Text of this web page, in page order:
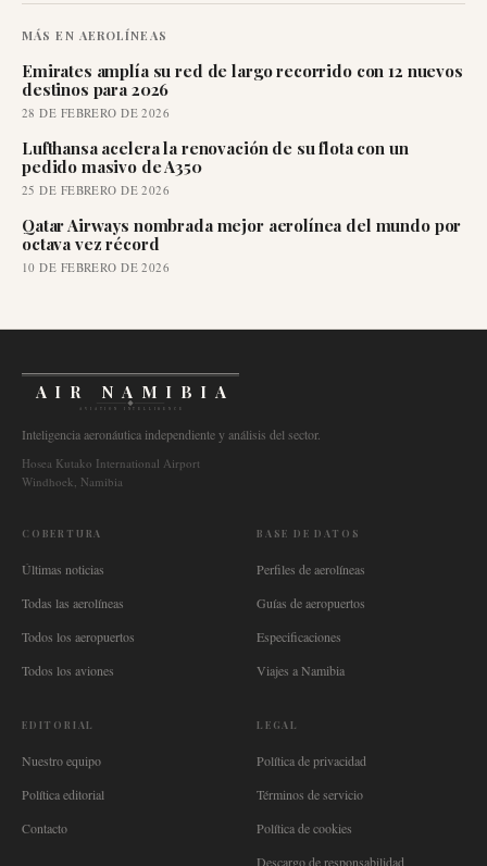
MÁS EN AEROLÍNEAS
Emirates amplía su red de largo recorrido con 12 nuevos
destinos para 2026
28 DE FEBRERO DE 2026
Lufthansa acelera la renovación de su flota con un
pedido masivo de A350
25 DE FEBRERO DE 2026
Qatar Airways nombrada mejor aerolínea del mundo por
octava vez récord
10 DE FEBRERO DE 2026
AIR NAMIBIA
AVIATION INTELLIGENCE
Inteligencia aeronáutica independiente y análisis del sector.
Hosea Kutako International Airport
Windhoek, Namibia
COBERTURA
Últimas noticias
Todas las aerolíneas
Todos los aeropuertos
Todos los aviones
BASE DE DATOS
Perfiles de aerolíneas
Guías de aeropuertos
Especificaciones
Viajes a Namibia
EDITORIAL
Nuestro equipo
Política editorial
Contacto
LEGAL
Política de privacidad
Términos de servicio
Política de cookies
Descargo de responsabilidad